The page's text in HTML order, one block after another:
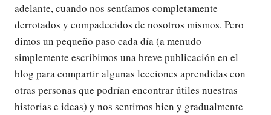
adelante, cuando nos sentíamos completamente
derrotados y compadecidos de nosotros mismos. Pero
dimos un pequeño paso cada día (a menudo
simplemente escribimos una breve publicación en el
blog para compartir algunas lecciones aprendidas con
otras personas que podrían encontrar útiles nuestras
historias e ideas) y nos sentimos bien y gradualmente